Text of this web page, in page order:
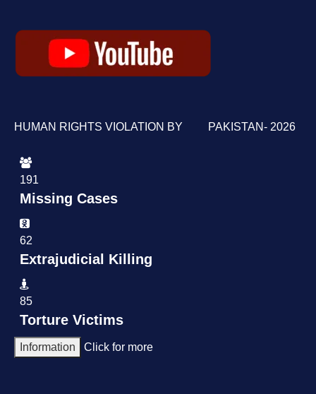
HUMAN RIGHTS VIOLATION BY PAKISTAN- 2026
191
Missing Cases
62
Extrajudicial Killing
85
Torture Victims
Click for more
Information